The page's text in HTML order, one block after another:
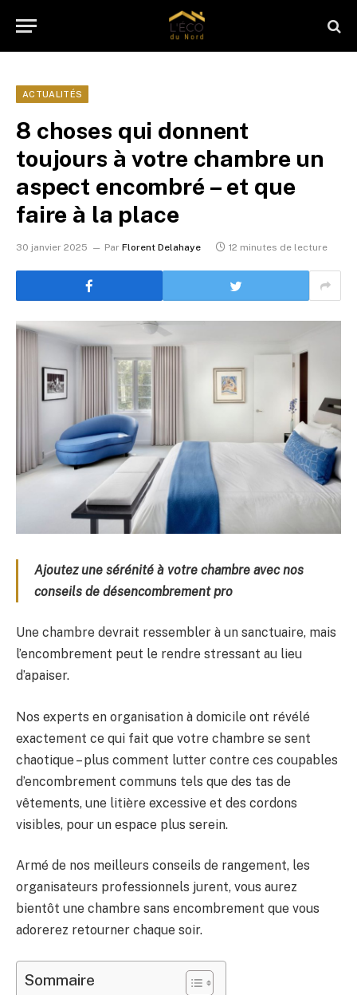
ACTUALITÉS
8 choses qui donnent
toujours à votre chambre un
aspect encombré – et que
faire à la place
30 janvier 2025 Par Florent Delahaye 12 minutes de lecture
Ajoutez une sérénité à votre chambre avec nos
conseils de désencombrement pro
Une chambre devrait ressembler à un sanctuaire, mais
l’encombrement peut le rendre stressant au lieu
d’apaiser.
Nos experts en organisation à domicile ont révélé
exactement ce qui fait que votre chambre se sent
chaotique – plus comment lutter contre ces coupables
d’encombrement communs tels que des tas de
vêtements, une litière excessive et des cordons
visibles, pour un espace plus serein.
Armé de nos meilleurs conseils de rangement, les
organisateurs professionnels jurent, vous aurez
bientôt une chambre sans encombrement que vous
adorerez retourner chaque soir.
Sommaire